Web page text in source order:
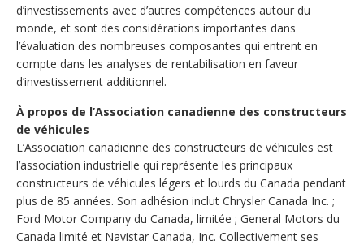
d’investissements avec d’autres compétences autour du
monde, et sont des considérations importantes dans
l’évaluation des nombreuses composantes qui entrent en
compte dans les analyses de rentabilisation en faveur
d’investissement additionnel.
À propos de l’Association canadienne des constructeurs
de véhicules
L’Association canadienne des constructeurs de véhicules est
l’association industrielle qui représente les principaux
constructeurs de véhicules légers et lourds du Canada pendant
plus de 85 années. Son adhésion inclut Chrysler Canada Inc. ;
Ford Motor Company du Canada, limitée ; General Motors du
Canada limité et Navistar Canada, Inc. Collectivement ses